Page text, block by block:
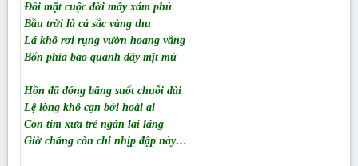
Đối mặt cuộc đời mây xám phủ
Bầu trời là cả sắc vàng thu
Lá khô rơi rụng vườn hoang vắng
Bốn phía bao quanh dãy mịt mù
Hồn đã đóng băng suốt chuỗi dài
Lệ lòng khô cạn bởi hoài ai
Con tim xưa trẻ ngân lai láng
Giờ chẳng còn chi nhịp đập này…